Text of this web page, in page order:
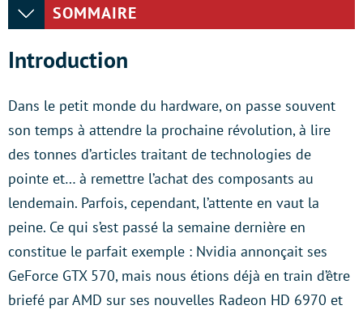
SOMMAIRE
Introduction
Dans le petit monde du hardware, on passe souvent
son temps à attendre la prochaine révolution, à lire
des tonnes d’articles traitant de technologies de
pointe et… à remettre l’achat des composants au
lendemain. Parfois, cependant, l’attente en vaut la
peine. Ce qui s’est passé la semaine dernière en
constitue le parfait exemple : Nvidia annonçait ses
GeForce GTX 570, mais nous étions déjà en train d’être
briefé par AMD sur ses nouvelles Radeon HD 6970 et